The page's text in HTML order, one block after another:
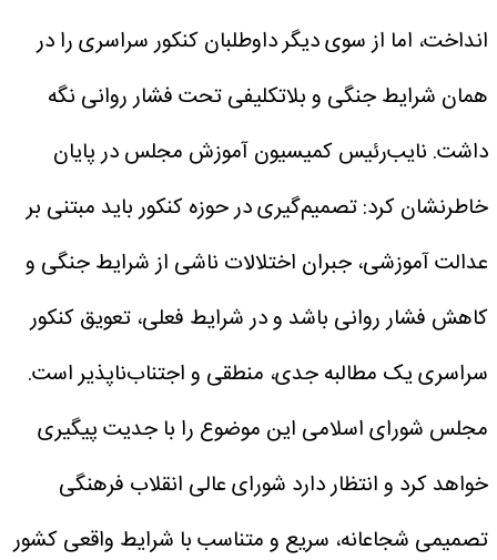
انداخت، اما از سوی دیگر داوطلبان کنکور سراسری را در
همان شرایط جنگی و بلاتکلیفی تحت فشار روانی نگه
داشت. نایب‌رئیس کمیسیون آموزش مجلس در پایان
خاطرنشان کرد: تصمیم‌گیری در حوزه کنکور باید مبتنی بر
عدالت آموزشی، جبران اختلالات ناشی از شرایط جنگی و
کاهش فشار روانی باشد و در شرایط فعلی، تعویق کنکور
سراسری یک مطالبه جدی، منطقی و اجتناب‌ناپذیر است.
مجلس شورای اسلامی این موضوع را با جدیت پیگیری
خواهد کرد و انتظار دارد شورای عالی انقلاب فرهنگی
تصمیمی شجاعانه، سریع و متناسب با شرایط واقعی کشور